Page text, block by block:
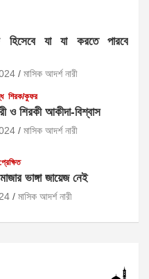
হিসেবে যা যা করতে পারবে
মাসিক আদর্শ নারী
শিরক/কুফর
ও শিরকী আকীদা-বিশ্বাস
মাসিক আদর্শ নারী
ভাঙ্গা জায়েজ নেই
মাসিক আদর্শ নারী